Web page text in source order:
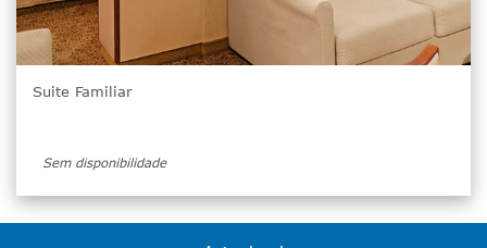
Suite Familiar
Sem disponibilidade